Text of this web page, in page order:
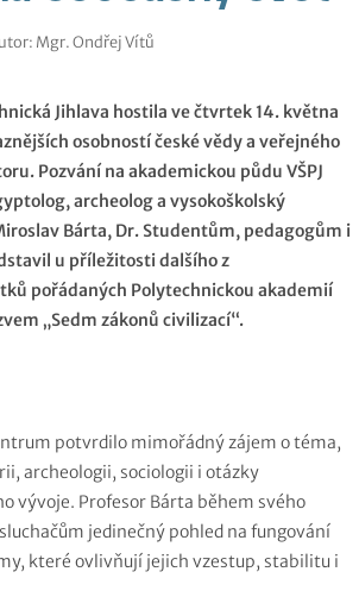
Mgr. Ondřej Vítů
Jihlava hostila ve čtvrtek 14. května
osobností české vědy a veřejného
Pozvání na akademickou půdu VŠPJ
archeolog a vysokoškolský
Bárta, Dr. Studentům, pedagogům i
u příležitosti dalšího z
pořádaných Polytechnickou akademií
„Sedm zákonů civilizací“.
potvrdilo mimořádný zájem o téma,
archeologii, sociologii i otázky
vývoje. Profesor Bárta během svého
jedinečný pohled na fungování
které ovlivňují jejich vzestup, stabilitu i